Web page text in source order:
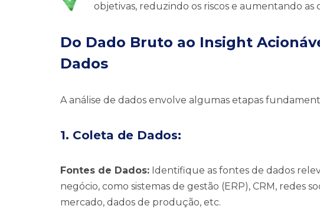
objetivas, reduzindo os riscos e aumentando as
Do Dado Bruto ao Insight
Dados
A análise de dados envolve algumas etapas
1. Coleta de Dados:
Fontes de Dados: Identifique as fontes de dados
negócio, como sistemas de gestão (ERP), CRM, redes
mercado, dados de produção, etc.